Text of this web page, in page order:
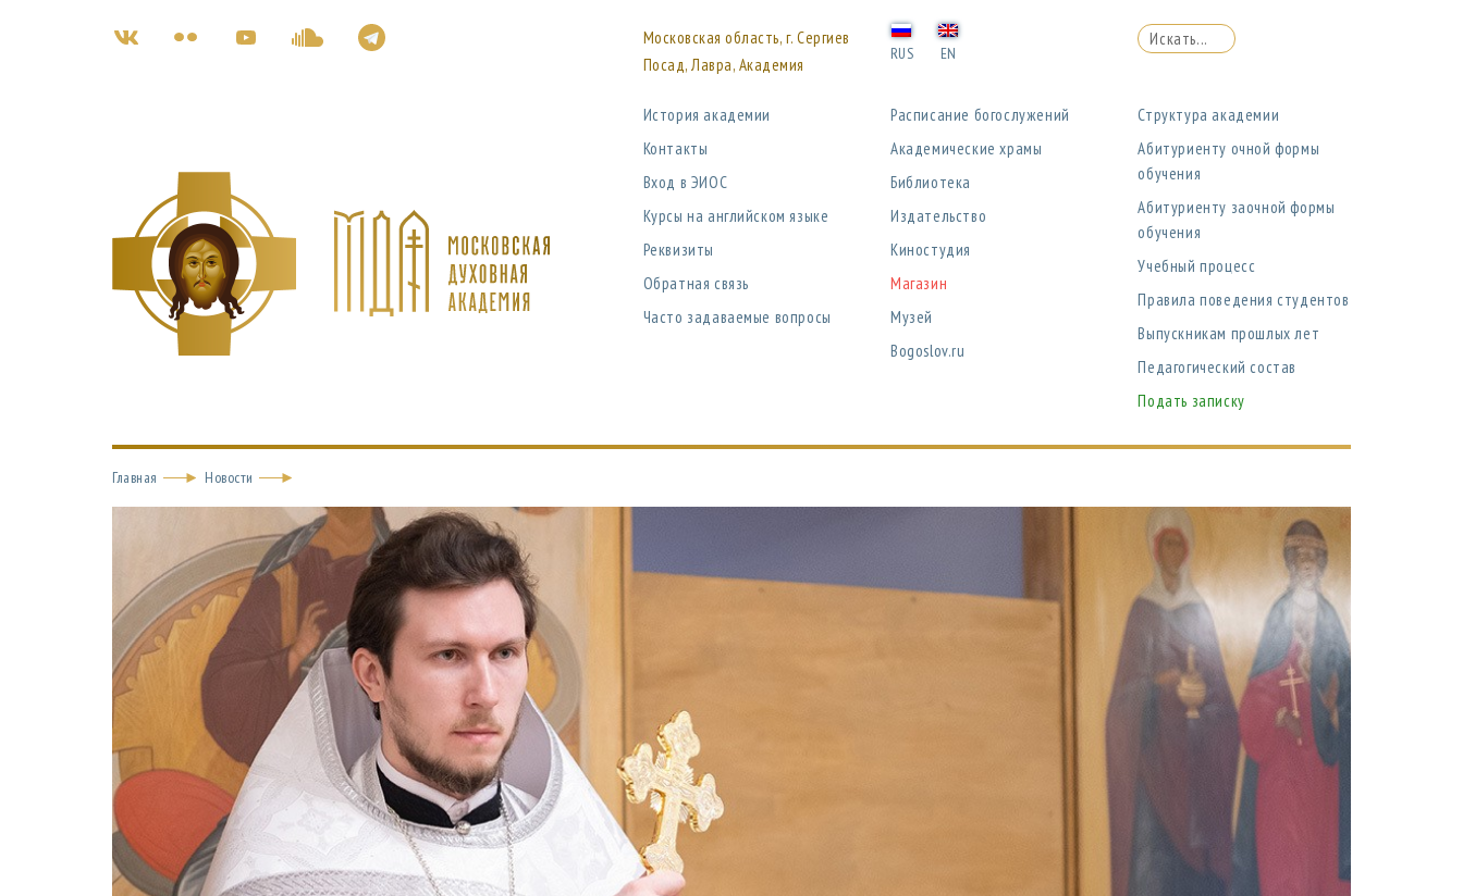
Московская область, г. Сергиев
Посад, Лавра, Академия
RUS EN
История академии
Контакты
Вход в ЭИОС
Курсы на английском языке
Реквизиты
Обратная связь
Часто задаваемые вопросы
Расписание богослужений
Академические храмы
Библиотека
Издательство
Киностудия
Магазин
Музей
Bogoslov.ru
Структура академии
Абитуриенту очной формы
обучения
Абитуриенту заочной формы
обучения
Учебный процесс
Правила поведения студентов
Выпускникам прошлых лет
Педагогический состав
Подать записку
Главная Новости